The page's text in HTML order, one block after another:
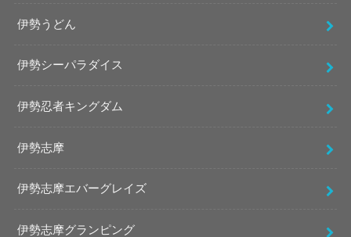
伊勢うどん
伊勢シーパラダイス
伊勢忍者キングダム
伊勢志摩
伊勢志摩エバーグレイズ
伊勢志摩グランピング